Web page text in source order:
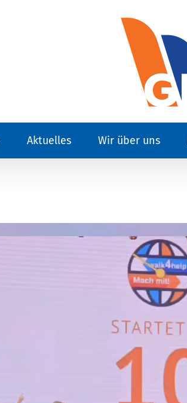
Aktuelles Wir über uns